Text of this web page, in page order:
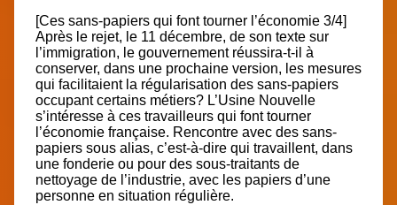
[Ces sans-papiers qui font tourner l’économie 3/4]
Après le rejet, le 11 décembre, de son texte sur
l’immigration, le gouvernement réussira-t-il à
conserver, dans une prochaine version, les mesures
qui facilitaient la régularisation des sans-papiers
occupant certains métiers? L’Usine Nouvelle
s’intéresse à ces travailleurs qui font tourner
l’économie française. Rencontre avec des sans-
papiers sous alias, c’est-à-dire qui travaillent, dans
une fonderie ou pour des sous-traitants de
nettoyage de l’industrie, avec les papiers d’une
personne en situation régulière.